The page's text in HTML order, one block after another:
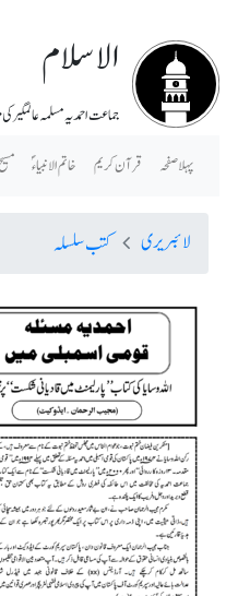
الاسلام
جماعت احمدیہ مسلمہ
پہلا صفحہ قرآن کریم خاتم الانبیاء ؐ
لائبریری کتب سلسلہ